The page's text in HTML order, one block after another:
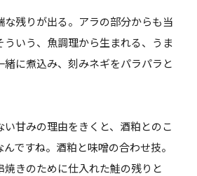
な残りが出る。アラの部分からも当
ういう、魚調理から生まれる、うま
緒に煮込み、刻みネギをパラパラと
甘みの理由をきくと、酒粕とのこ
ですね。酒粕と味噌の合わせ技。
焼きのために仕入れた鮭の残りと